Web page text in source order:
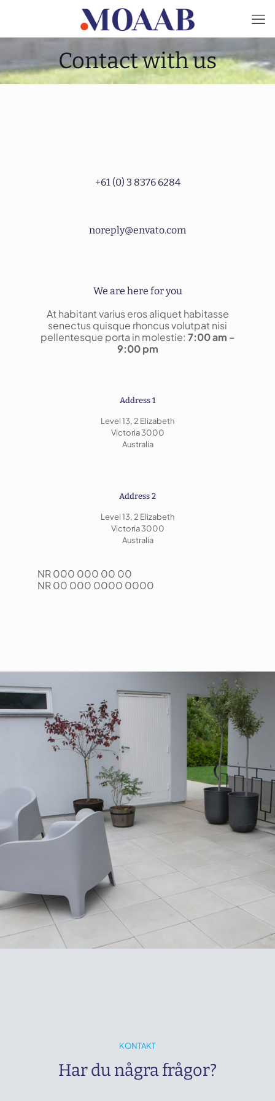
Contact with us
+61 (0) 3 8376 6284
noreply@envato.com
We are here for you
At habitant varius eros aliquet habitasse
senectus quisque rhoncus volutpat nisi
pellentesque porta in molestie: 7:00 am -
9:00 pm
Address 1
Level 13, 2 Elizabeth
Victoria 3000
Australia
Address 2
Level 13, 2 Elizabeth
Victoria 3000
Australia
NR 000 000 00 00
NR 00 000 0000 0000
KONTAKT
Har du några frågor?